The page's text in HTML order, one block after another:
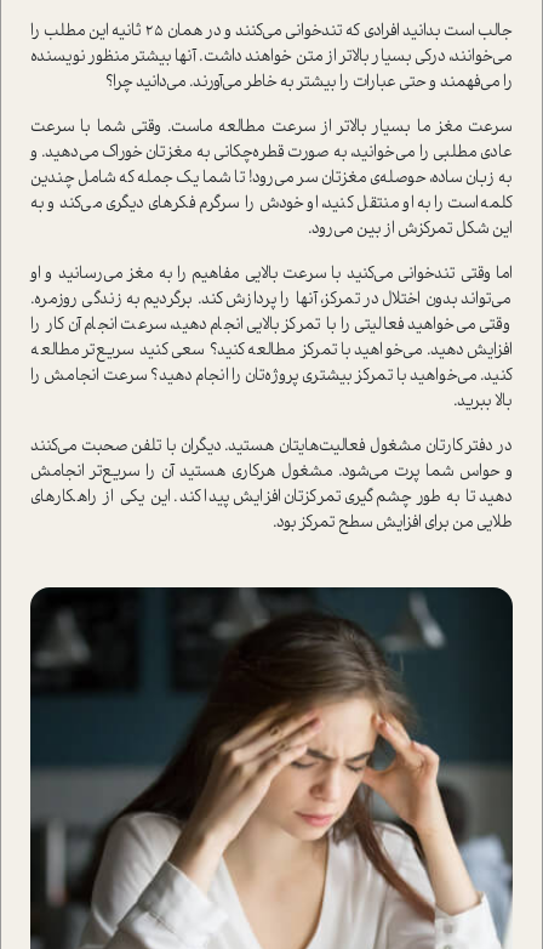
جالب است بدانید افرادی که تندخوانی می‌کنند و در همان ۲۵ ثانیه این مطلب را
می‌خوانند، درکی بسیار بالاتر از متن خواهند داشت. آنها بیشتر منظور نویسنده
را می‌فهمند و حتی عبارات را بیشتر به خاطر می‌آورند. می‌دانید چرا؟
سرعت مغز ما بسیار بالاتر از سرعت مطالعه ماست. وقتی شما با سرعت
عادی مطلبی را می‌خوانید، به صورت قطره‌چکانی به مغزتان خوراک می‌دهید. و
به زبان ساده، حوصله‌ی مغزتان سر می‌رود! تا شما یک جمله که شامل چندین
کلمه‌است را به او منتقل کنید، او خودش را سرگرم فکرهای دیگری می‌کند و به
این شکل تمرکزش از بین می‌رود.
اما وقتی تندخوانی می‌کنید با سرعت بالایی مفاهیم را به مغز می‌رسانید و او
می‌تواند بدون اختلال در تمرکز، آنها را پردازش کند. برگردیم به زندگی روزمره.
وقتی می‌خواهید فعالیتی را با تمرکز بالایی انجام دهید، سرعت انجام آن کار را
افزایش دهید. می‌خواهید با تمرکز مطالعه کنید؟ سعی کنید سریع‌تر مطالعه
کنید. می‌خواهید با تمرکز بیشتری پروژه‌تان را انجام دهید؟ سرعت انجامش را
بالا ببرید.
در دفتر کارتان مشغول فعالیت‌هایتان هستید. دیگران با تلفن صحبت می‌کنند
و حواس شما پرت می‌شود. مشغول هرکاری هستید آن را سریع‌تر انجامش
دهید تا به طور چشم‌گیری تمرکزتان افزایش پیدا کند. این یکی از راهکارهای
طلایی من برای افزایش سطح تمرکز بود.